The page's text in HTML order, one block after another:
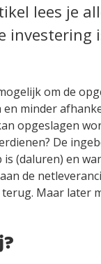
lees je
investering
om de
minder
opgeslagen
De
(daluren) en
de
Maar later